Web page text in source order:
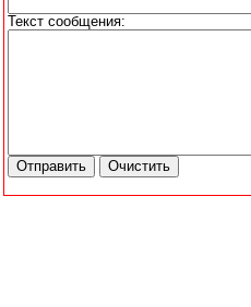
Текст сообщения: